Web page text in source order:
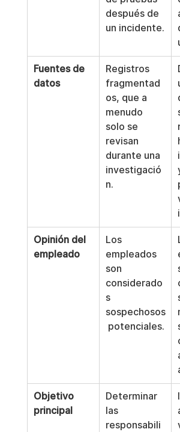
después de
un incidente.
Fuentes de
datos
Registros
fragmentad
os, que a
menudo
solo se
revisan
durante una
investigació
n.
Opinión del
empleado
Los
empleados
son
considerado
s
sospechosos
potenciales.
Objetivo
principal
Determinar
las
responsabili